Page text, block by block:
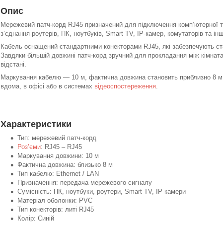
Опис
Мережевий патч-корд RJ45 призначений для підключення комп’ютерної
з’єднання роутерів, ПК, ноутбуків, Smart TV, IP-камер, комутаторів та
Кабель оснащений стандартними конекторами RJ45, які забезпечують
Завдяки більшій довжині патч-корд зручний для прокладання між
відстані.
Маркування кабелю — 10 м, фактична довжина становить приблизно 8
вдома, в офісі або в системах відеоспостереження
Характеристики
Тип: мережевий патч-корд
Роз’єми: RJ45 – RJ45
Маркування довжини: 10 м
Фактична довжина: близько 8 м
Тип кабелю: Ethernet / LAN
Призначення: передача мережевого сигналу
Сумісність: ПК, ноутбуки, роутери, Smart TV, IP-камери
Матеріал оболонки: PVC
Тип конекторів: литі RJ45
Колір: Синій